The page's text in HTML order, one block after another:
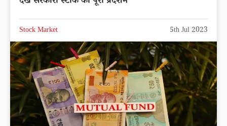
Stock Market 5th Jul 2023